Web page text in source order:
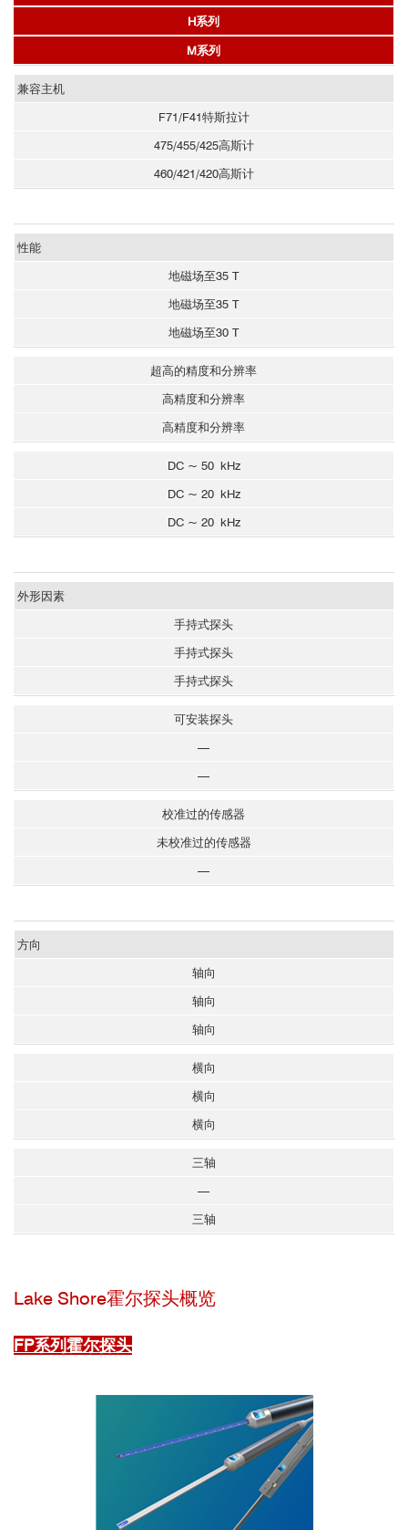
H系列
M系列
兼容主机
F71/F41特斯拉计
475/455/425高斯计
460/421/420高斯计
性能
地磁场至35 T
地磁场至35 T
地磁场至30 T
超高的精度和分辨率
高精度和分辨率
高精度和分辨率
DC ~ 50 kHz
DC ~ 20 kHz
DC ~ 20 kHz
外形因素
手持式探头
手持式探头
手持式探头
可安装探头
—
—
校准过的传感器
未校准过的传感器
—
方向
轴向
轴向
轴向
横向
横向
横向
三轴
—
三轴
Lake Shore霍尔探头概览
FP系列霍尔探头